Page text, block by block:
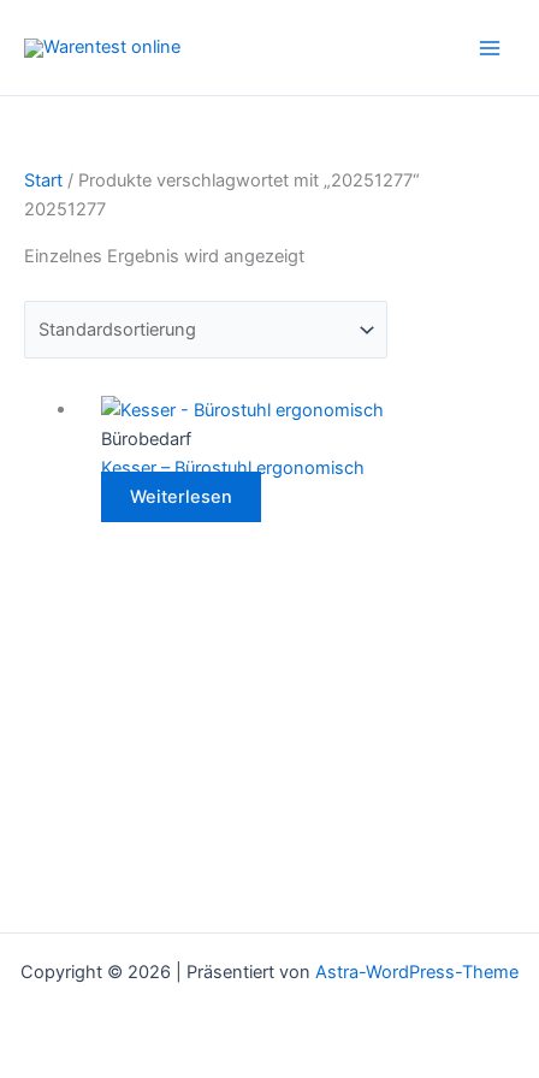
Inhalt
Start / Produkte verschlagwortet mit „20251277“
20251277
Einzelnes Ergebnis wird angezeigt
Bürobedarf
Kesser – Bürostuhl ergonomisch
Weiterlesen
Copyright © 2026 | Präsentiert von Astra-WordPress-Theme